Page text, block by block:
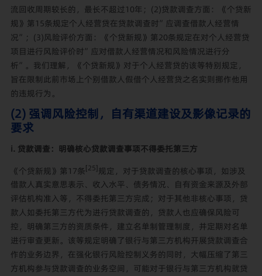
流回收周期较长的，最长不超过10年；(2)贷款调查方面：《个贷新
规》第15条规定个人经营贷在贷款调查时”应调查借款人经营情
况”；(3)风险评价方面：《个贷新规》第20条规定在对个人经营贷
项目进行风险评价时”应对借款人经营情况和风险情况进行分
析”。我们理解，《个贷新规》对于个人经营贷的该等特别规定，
旨在限制此前市场上个别借款人假借个人经营贷之名实则挪作他用
的违规行为。
(2) 强调风险控制，自有渠道建设及影像记录的
要求
i. 贷款调查：明确核心贷款调查事项不得委托第三方
《个贷新规》第17条[25]规定，对于贷款调查的核心事项，如涉及
借款人真实意思表示、收入水平、债务情况、自有资金来源及外部
评估机构准入等，不得委托第三方完成；对于其他非核心事项，贷
款人如委托第三方代为进行贷款调查的，贷款人也应确保风险可
控，明确第三方的资质条件，建立名单制管理制度，并定期对名单
进行审查更新。该等规定明确了银行与第三方机构开展贷款调查合
作的业务边界，在强化银行风险控制义务的同时，大幅压缩了第三
方机构参与贷款调查的业务空间，可能对于银行与第三方机构就贷